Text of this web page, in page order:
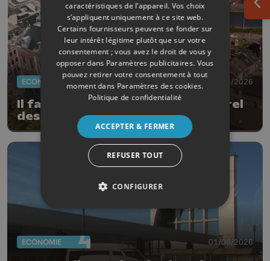
ECONOMIE 17/06/2026
Il faut un refinancement structurel
des grandes villes, selon l'UVCW
ECONOMIE 01/06/2026
caractéristiques de l’appareil. Vos choix
s’appliquent uniquement à ce site web.
Certains fournisseurs peuvent se fonder sur
leur intérêt légitime plutôt que sur votre
consentement ; vous avez le droit de vous y
opposer dans Paramètres publicitaires. Vous
pouvez retirer votre consentement à tout
moment dans Paramètres des cookies.
Politique de confidentialité
ACCEPTER & FERMER
REFUSER TOUT
CONFIGURER